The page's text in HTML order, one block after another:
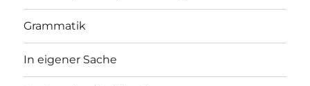
Grammatik
In eigener Sache